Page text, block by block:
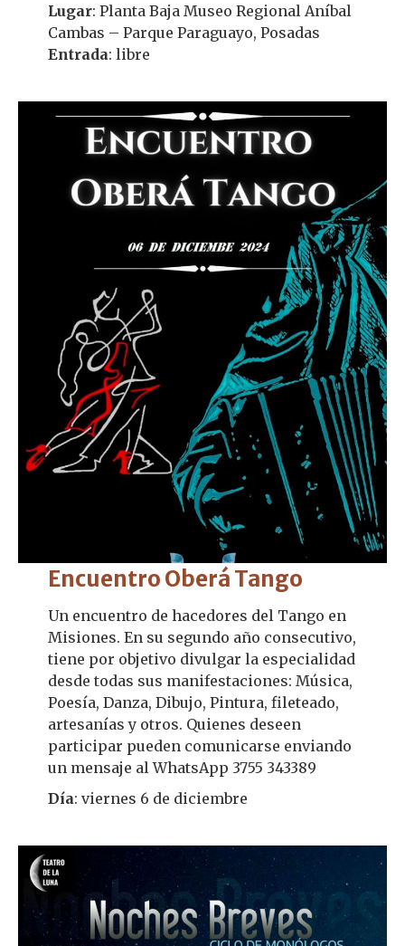
Lugar: Planta Baja Museo Regional Aníbal
Cambas – Parque Paraguayo, Posadas
Entrada: libre
Encuentro Oberá Tango
Un encuentro de hacedores del Tango en
Misiones. En su segundo año consecutivo,
tiene por objetivo divulgar la especialidad
desde todas sus manifestaciones: Música,
Poesía, Danza, Dibujo, Pintura, fileteado,
artesanías y otros. Quienes deseen
participar pueden comunicarse enviando
un mensaje al WhatsApp 3755 343389
Día: viernes 6 de diciembre